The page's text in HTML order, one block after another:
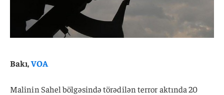
Bakı,VOA
Malinin Sahel bölgəsində törədilən terror aktında 20